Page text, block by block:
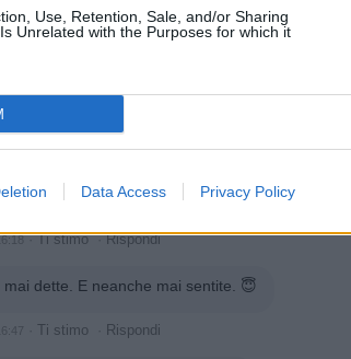
Use, Retention, Sale, and/or Sharing
Unrelated with the Purposes for which it
Data Access Privacy Policy
·Ti stimo·Rispondi
:Non m'asturbi mai
·Ti stimo·Rispondi
mai dette. E neanche mai sentite. 😇
Ti stimo Rispondi